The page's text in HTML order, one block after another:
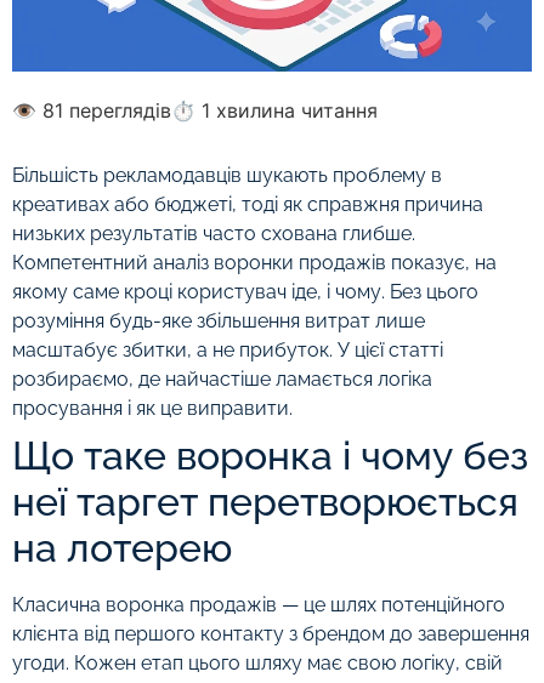
👁 81 переглядів⏱ 1 хвилина читання
Більшість рекламодавців шукають проблему в
креативах або бюджеті, тоді як справжня причина
низьких результатів часто схована глибше.
Компетентний аналіз воронки продажів показує, на
якому саме кроці користувач іде, і чому. Без цього
розуміння будь-яке збільшення витрат лише
масштабує збитки, а не прибуток. У цієї статті
розбираємо, де найчастіше ламається логіка
просування і як це виправити.
Що таке воронка і чому без
неї таргет перетворюється
на лотерею
Класична воронка продажів — це шлях потенційного
клієнта від першого контакту з брендом до завершення
угоди. Кожен етап цього шляху має свою логіку, свій